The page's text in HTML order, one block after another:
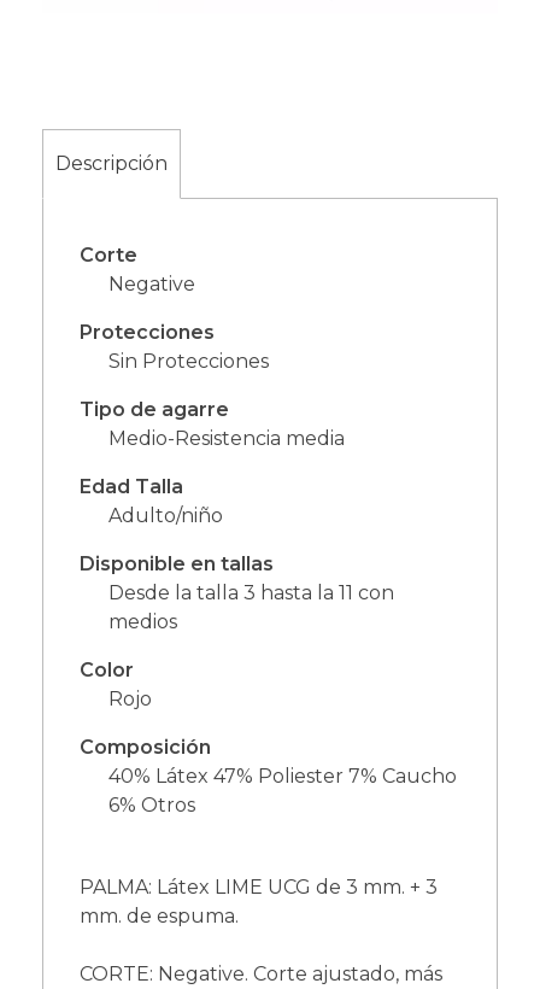
Descripción
Corte
Negative
Protecciones
Sin Protecciones
Tipo de agarre
Medio-Resistencia media
Edad Talla
Adulto/niño
Disponible en tallas
Desde la talla 3 hasta la 11 con
medios
Color
Rojo
Composición
40% Látex 47% Poliester 7% Caucho
6% Otros
PALMA: Látex LIME UCG de 3 mm. + 3
mm. de espuma.
CORTE: Negative. Corte ajustado, más